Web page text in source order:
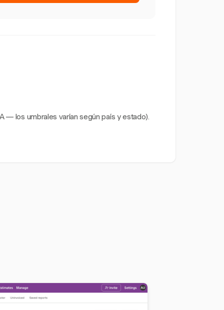
— los umbrales varían según país y estado).